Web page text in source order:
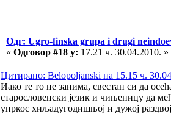
Одг: Ugro-finska grupa i drugi
« Одговор #18 у: 17.21 ч. 30.04.2010. »
Цитирано: Belopoljanski на 15.15 ч.
Иако те то не занима, свестан си да
старословенски језик и чињеницу да
упркос хиљадугодишњој и дужој